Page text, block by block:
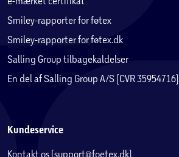
Smiley-rapporter for føtex
Smiley-rapporter for føtex.dk
Salling Group tilbagekaldelser
En del af Salling Group A/S (CVR 35954716)
Kundeservice
Kontakt os (support@foetex.dk)